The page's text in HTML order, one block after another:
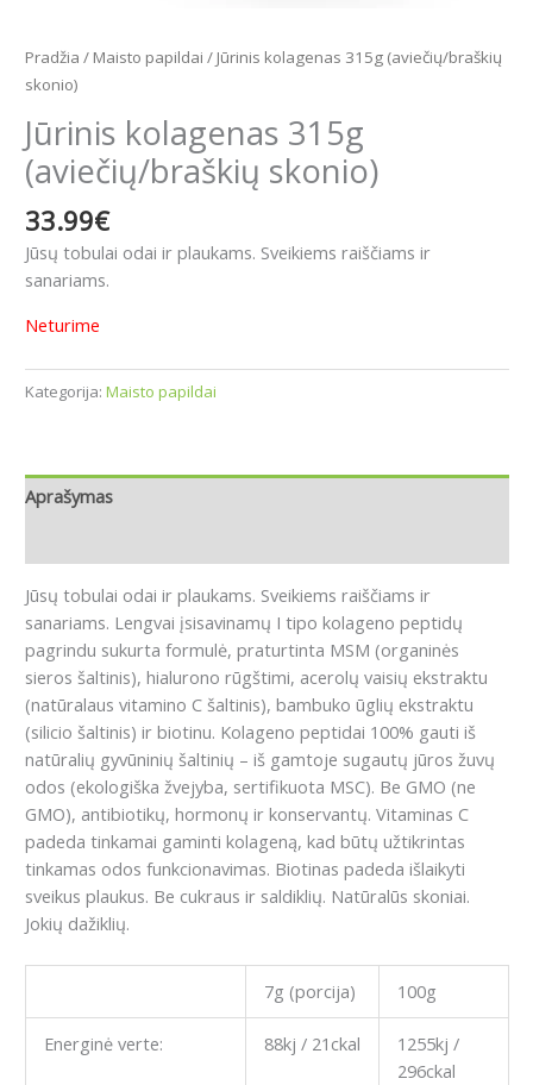
Pradžia / Maisto papildai / Jūrinis kolagenas 315g (aviečių/braškių
skonio)
Jūrinis kolagenas 315g
(aviečių/braškių skonio)
33.99€
Jūsų tobulai odai ir plaukams. Sveikiems raiščiams ir
sanariams.
Neturime
Kategorija: Maisto papildai
Aprašymas
Jūsų tobulai odai ir plaukams. Sveikiems raiščiams ir
sanariams. Lengvai įsisavinamų I tipo kolageno peptidų
pagrindu sukurta formulė, praturtinta MSM (organinės
sieros šaltinis), hialurono rūgštimi, acerolų vaisių ekstraktu
(natūralaus vitamino C šaltinis), bambuko ūglių ekstraktu
(silicio šaltinis) ir biotinu. Kolageno peptidai 100% gauti iš
natūralių gyvūninių šaltinių – iš gamtoje sugautų jūros žuvų
odos (ekologiška žvejyba, sertifikuota MSC). Be GMO (ne
GMO), antibiotikų, hormonų ir konservantų. Vitaminas C
padeda tinkamai gaminti kolageną, kad būtų užtikrintas
tinkamas odos funkcionavimas. Biotinas padeda išlaikyti
sveikus plaukus. Be cukraus ir saldiklių. Natūralūs skoniai.
Jokių dažiklių.
7g (porcija) 100g
Energinė verte: 88kj / 21ckal
1255kj /
296ckal